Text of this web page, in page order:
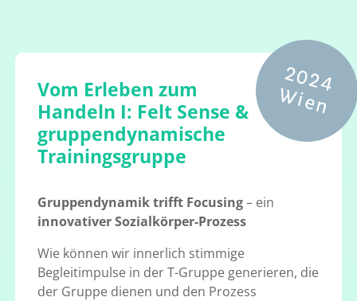
2
0
2
4
W
i
e
n
Vom Erleben zum
Handeln I: Felt Sense &
gruppendynamische
Trainingsgruppe
Gruppendynamik trifft Focusing– ein
innovativer Sozialkörper-Prozess
Wie können wir innerlich stimmige
Begleitimpulse in der T-Gruppe generieren, die
der Gruppe dienen und den Prozess